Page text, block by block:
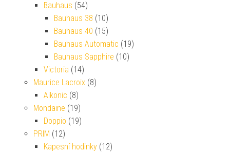
Bauhaus (54)
Bauhaus 38 (10)
Bauhaus 40 (15)
Bauhaus Automatic (19)
Bauhaus Sapphire (10)
Victoria (14)
Maurice Lacroix (8)
Aikonic (8)
Mondaine (19)
Doppio (19)
PRIM (12)
Kapesní hodinky (12)